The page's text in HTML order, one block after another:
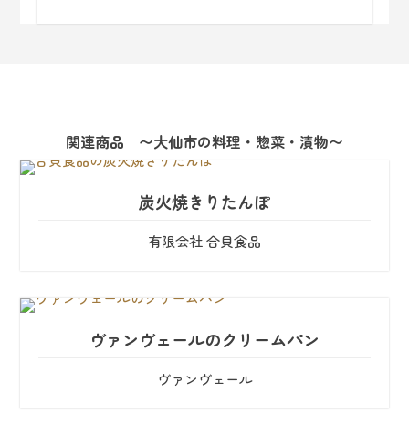
関連商品 〜大仙市の料理・惣菜・漬物〜
炭火焼きりたんぽ
有限会社 合貝食品
ヴァンヴェールのクリームパン
ヴァンヴェール